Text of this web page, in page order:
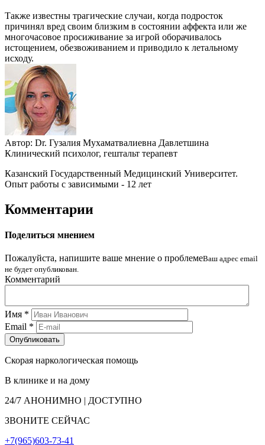
Также известны трагические случаи, когда подросток
причинял вред своим близким в состоянии аффекта или же
многочасовое просиживание за игрой оборачивалось
истощением, обезвоживанием и приводило к летальному
исходу.
Автор: Dr. Гузалия Мухаматвалиевна Давлетшина
Клинический психолог, гештальт терапевт
Казанский Государственный Медицинский Университет.
Опыт работы с зависимыми - 12 лет
Комментарии
Поделиться мнением
Пожалуйста, напишите ваше мнение о проблемеВаш адрес email
не будет опубликован.
Комментарий
Имя *
Email *
Скорая наркологическая помощь
В клинике и на дому
24/7 АНОНИМНО | ДОСТУПНО
ЗВОНИТЕ СЕЙЧАС
+7(965)603-73-41